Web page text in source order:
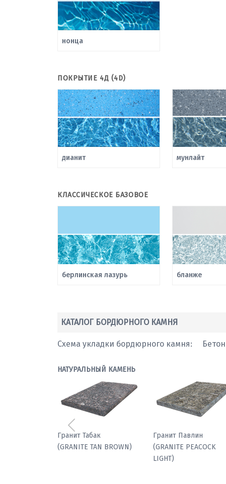
нонца
ПОКРЫТИЕ 4Д (4D)
дианит мунлайт
КЛАССИЧЕСКОЕ БАЗОВОЕ
берлинская лазурь бланже
КАТАЛОГ БОРДЮРНОГО КАМНЯ
Схема укладки бордюрного камня:
НАТУРАЛЬНЫЙ КАМЕНЬ
Мрамор паллодио
Гранит Табак
(GRANITE TAN BROWN)
Предыдущий